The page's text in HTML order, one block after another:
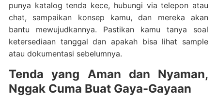
punya katalog tenda kece, hubungi via telepon atau
chat, sampaikan konsep kamu, dan mereka akan
bantu mewujudkannya. Pastikan kamu tanya soal
ketersediaan tanggal dan apakah bisa lihat sample
atau dokumentasi sebelumnya.
Tenda yang Aman dan Nyaman,
Nggak Cuma Buat Gaya-Gayaan